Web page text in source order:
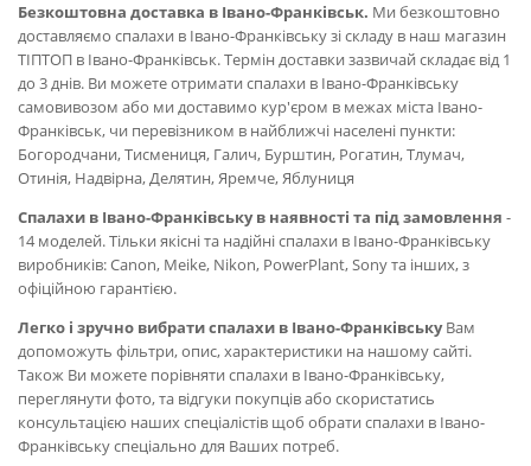
Безкоштовна доставка в Івано-Франківськ. Ми безкоштовно
доставляємо спалахи в Івано-Франківську зі складу в наш магазин
ТІПТОП в Івано-Франківськ. Термін доставки зазвичай складає від 1
до 3 днів. Ви можете отримати спалахи в Івано-Франківську
самовивозом або ми доставимо кур'єром в межах міста Івано-
Франківськ, чи перевізником в найближчі населені пункти:
Богородчани, Тисмениця, Галич, Бурштин, Рогатин, Тлумач,
Отинія, Надвірна, Делятин, Яремче, Яблуниця
Спалахи в Івано-Франківську в наявності та під замовлення -
14 моделей. Тільки якісні та надійні спалахи в Івано-Франківську
виробників: Canon, Meike, Nikon, PowerPlant, Sony та інших, з
офіційною гарантією.
Легко і зручно вибрати спалахи в Івано-ФранківськуВам
допоможуть фільтри, опис, характеристики на нашому сайті.
Також Ви можете порівняти спалахи в Івано-Франківську,
переглянути фото, та відгуки покупців або скористатись
консультацією наших спеціалістів щоб обрати спалахи в Івано-
Франківську спеціально для Ваших потреб.